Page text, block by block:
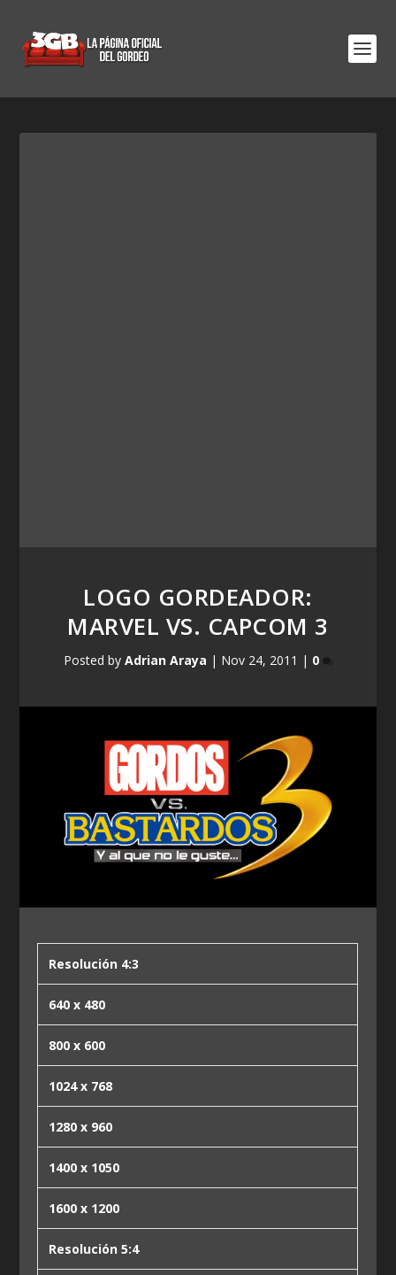
LOGO GORDEADOR:
MARVEL VS. CAPCOM 3
Posted by Adrian Araya | Nov 24, 2011 | 0
Resolución 4:3
640 x 480
800 x 600
1024 x 768
1280 x 960
1400 x 1050
1600 x 1200
Resolución 5:4